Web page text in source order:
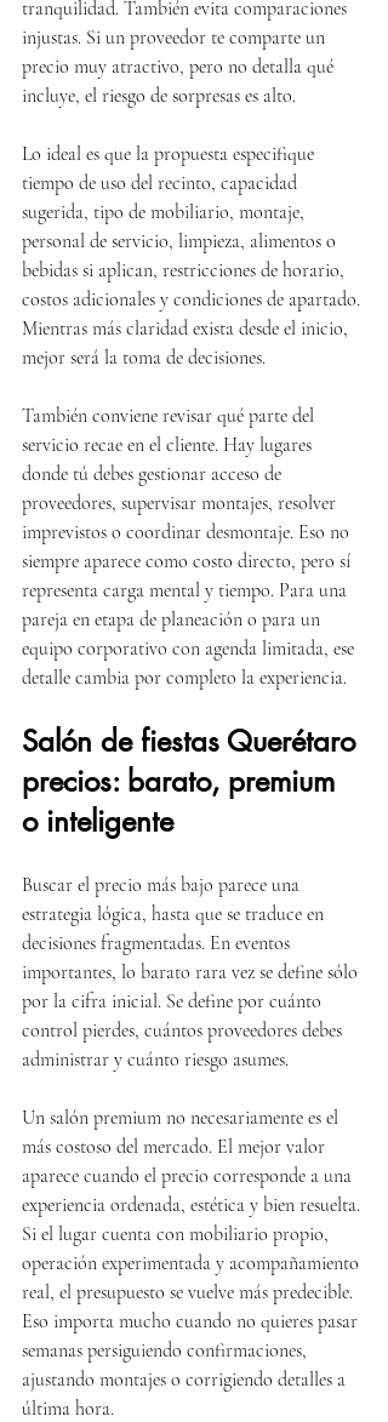
tranquilidad. También evita comparaciones
injustas. Si un proveedor te comparte un
precio muy atractivo, pero no detalla qué
incluye, el riesgo de sorpresas es alto.
Lo ideal es que la propuesta especifique
tiempo de uso del recinto, capacidad
sugerida, tipo de mobiliario, montaje,
personal de servicio, limpieza, alimentos o
bebidas si aplican, restricciones de horario,
costos adicionales y condiciones de apartado.
Mientras más claridad exista desde el inicio,
mejor será la toma de decisiones.
También conviene revisar qué parte del
servicio recae en el cliente. Hay lugares
donde tú debes gestionar acceso de
proveedores, supervisar montajes, resolver
imprevistos o coordinar desmontaje. Eso no
siempre aparece como costo directo, pero sí
representa carga mental y tiempo. Para una
pareja en etapa de planeación o para un
equipo corporativo con agenda limitada, ese
detalle cambia por completo la experiencia.
Salón de fiestas Querétaro
precios: barato, premium
o inteligente
Buscar el precio más bajo parece una
estrategia lógica, hasta que se traduce en
decisiones fragmentadas. En eventos
importantes, lo barato rara vez se define sólo
por la cifra inicial. Se define por cuánto
control pierdes, cuántos proveedores debes
administrar y cuánto riesgo asumes.
Un salón premium no necesariamente es el
más costoso del mercado. El mejor valor
aparece cuando el precio corresponde a una
experiencia ordenada, estética y bien resuelta.
Si el lugar cuenta con mobiliario propio,
operación experimentada y acompañamiento
real, el presupuesto se vuelve más predecible.
Eso importa mucho cuando no quieres pasar
semanas persiguiendo confirmaciones,
ajustando montajes o corrigiendo detalles a
última hora.